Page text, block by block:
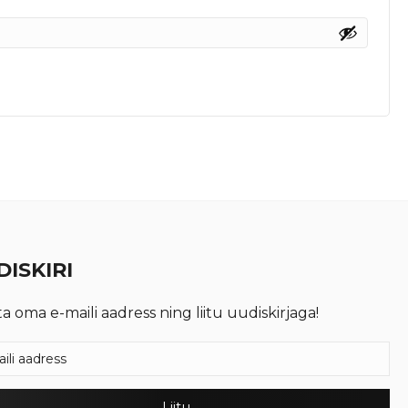
oma e-maili aadress ning liitu uudiskirjaga!